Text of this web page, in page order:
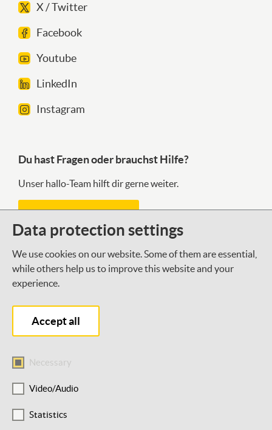
X / Twitter
Facebook
Youtube
LinkedIn
Instagram
Du hast Fragen oder brauchst Hilfe?
Unser hallo-Team hilft dir gerne weiter.
Was gibt es Neues bei der DSEE?
Mit unserem Newsletter halten wir dich auf dem
Laufenden.
Newsletter abonnieren
Barrierefreiheit
Data protection settings
We use cookies on our website. Some of them are essential,
while others help us to improve this website and your
experience.
Accept all
Necessary
Video/Audio
Statistics